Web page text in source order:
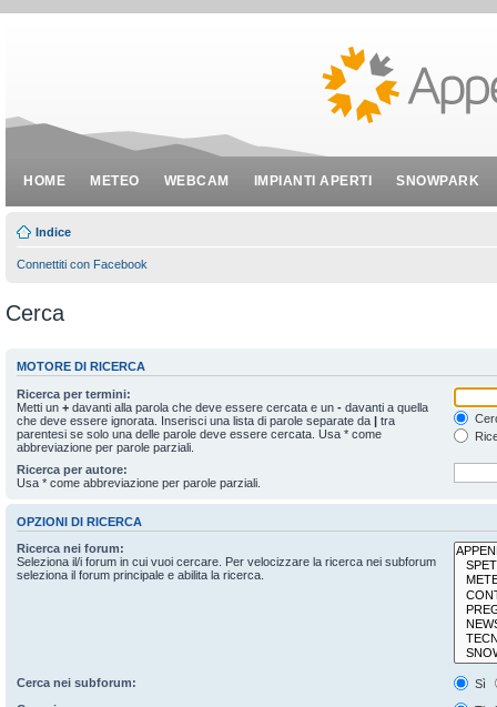
HOME METEO WEBCAM IMPIANTI APERTI SNOWPARK
Indice
Connettiti con Facebook
Cerca
MOTORE DI RICERCA
Ricerca per termini:
Metti un + davanti alla parola che deve essere cercata e un - davanti a quella
che deve essere ignorata. Inserisci una lista di parole separate da | tra
parentesi se solo una delle parole deve essere cercata. Usa * come
abbreviazione per parole parziali.
Ricerca per autore:
Usa * come abbreviazione per parole parziali.
OPZIONI DI RICERCA
Ricerca nei forum:
Seleziona il/i forum in cui vuoi cercare. Per velocizzare la ricerca nei subforum
seleziona il forum principale e abilita la ricerca.
Cerca nei subforum:
Sì